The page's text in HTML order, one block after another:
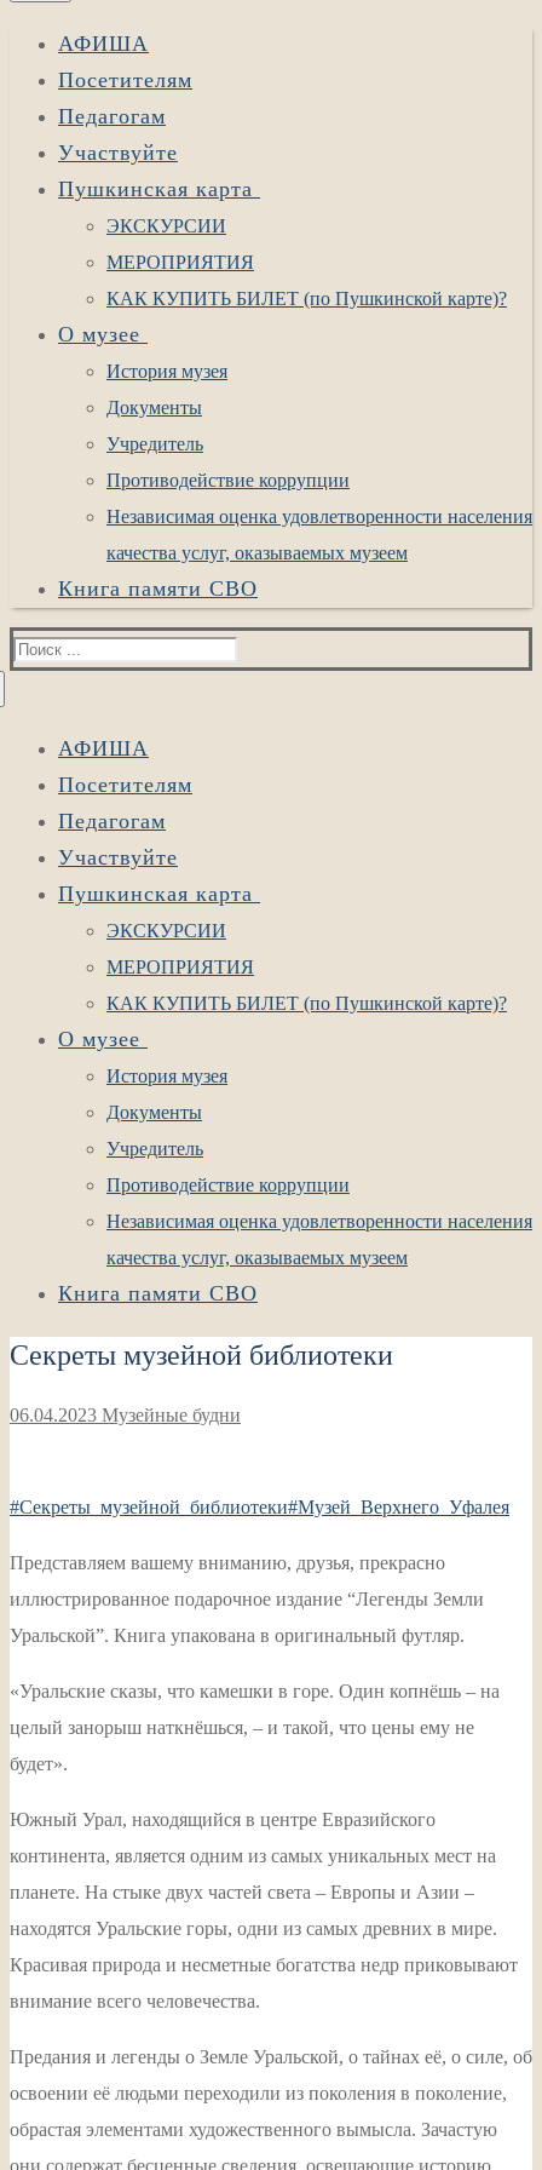
АФИША
Посетителям
Педагогам
Участвуйте
Пушкинская карта
ЭКСКУРСИИ
МЕРОПРИЯТИЯ
КАК КУПИТЬ БИЛЕТ (по Пушкинской карте)?
О музее
История музея
Документы
Учредитель
Противодействие коррупции
Независимая оценка удовлетворенности населения
качества услуг, оказываемых музеем
Книга памяти СВО
Найти:
АФИША
Посетителям
Педагогам
Участвуйте
Пушкинская карта
ЭКСКУРСИИ
МЕРОПРИЯТИЯ
КАК КУПИТЬ БИЛЕТ (по Пушкинской карте)?
О музее
История музея
Документы
Учредитель
Противодействие коррупции
Независимая оценка удовлетворенности населения
качества услуг, оказываемых музеем
Книга памяти СВО
Секреты музейной библиотеки
06.04.2023 Музейные будни
#Секреты_музейной_библиотеки#Музей_Верхнего_Уфалея
Представляем вашему вниманию, друзья, прекрасно
иллюстрированное подарочное издание “Легенды Земли
Уральской”. Книга упакована в оригинальный футляр.
«Уральские сказы, что камешки в горе. Один копнёшь – на
целый занорыш наткнёшься, – и такой, что цены ему не
будет».
Южный Урал, находящийся в центре Евразийского
континента, является одним из самых уникальных мест на
планете. На стыке двух частей света – Европы и Азии –
находятся Уральские горы, одни из самых древних в мире.
Красивая природа и несметные богатства недр приковывают
внимание всего человечества.
Предания и легенды о Земле Уральской, о тайнах её, о силе, об
освоении её людьми переходили из поколения в поколение,
обрастая элементами художественного вымысла. Зачастую
они содержат бесценные сведения, освещающие историю